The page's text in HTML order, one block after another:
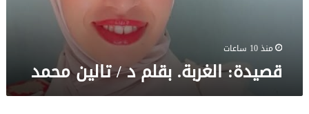
منذ 10 ساعات
قصيدة: الغربة. بقلم د / تالين محمد